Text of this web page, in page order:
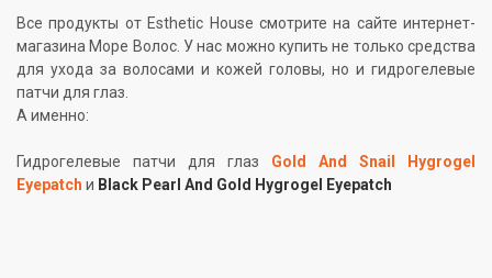
Все продукты от Esthetic House смотрите на сайте интернет-
магазина Море Волос. У нас можно купить не только средства
для ухода за волосами и кожей головы, но и гидрогелевые
патчи для глаз.
А именно:
Гидрогелевые патчи для глаз Gold And Snail Hygrogel
Eyepatch и Black Pearl And Gold Hygrogel Eyepatch